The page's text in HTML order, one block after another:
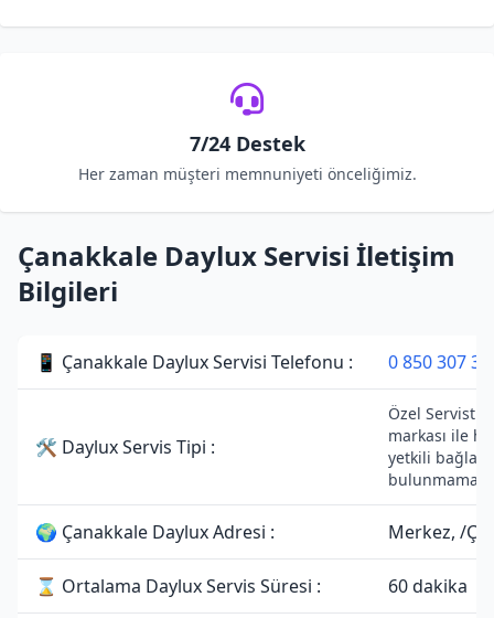
7/24 Destek
Her zaman müşteri memnuniyeti önceliğimiz.
Çanakkale Daylux Servisi İletişim
Bilgileri
📱 Çanakkale Daylux Servisi Telefonu : 0 850 307
🛠 Daylux Servis Tipi :
Özel Servistir.
markası ile
yetkili
🌍 Çanakkale Daylux Adresi : Merkez, /
⌛ Ortalama Daylux Servis Süresi : 60 dakika